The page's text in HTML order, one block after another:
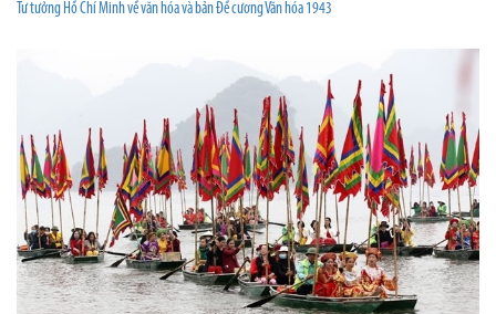
Tư tưởng Hồ Chí Minh về văn hóa và bản Đề cương Văn hóa 1943